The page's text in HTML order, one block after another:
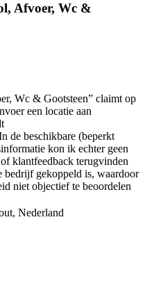
Afvoer, Wc &
Wc & Gootsteen” claimt op
een locatie aan
de beschikbare (beperkt
kon ik echter geen
klantfeedback terugvinden
bedrijf gekoppeld is, waardoor
niet objectief te beoordelen
Nederland